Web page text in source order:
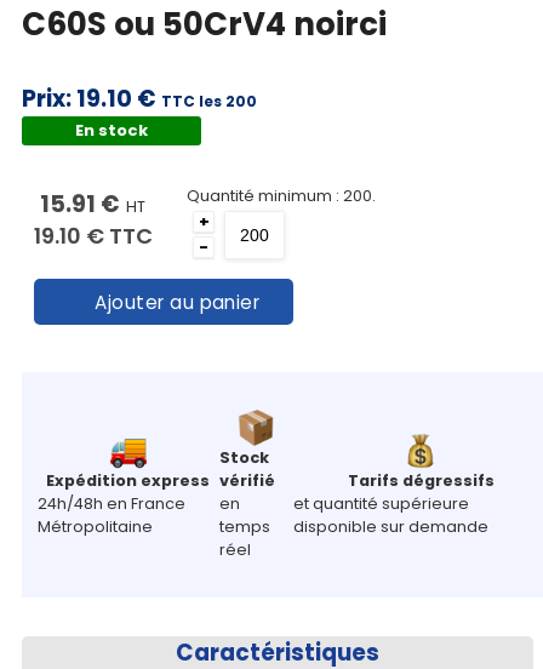
C60S ou 50CrV4 noirci
Prix:19.10 € TTC les 200
En stock
15.91 € HT
19.10 € TTC
Quantité minimum : 200.
+
-
Ajouter au panier
Expédition express
24h/48h en France
Métropolitaine
Stock
vérifié
en
temps
réel
Tarifs dégressifs
et quantité supérieure
disponible sur demande
Caractéristiques